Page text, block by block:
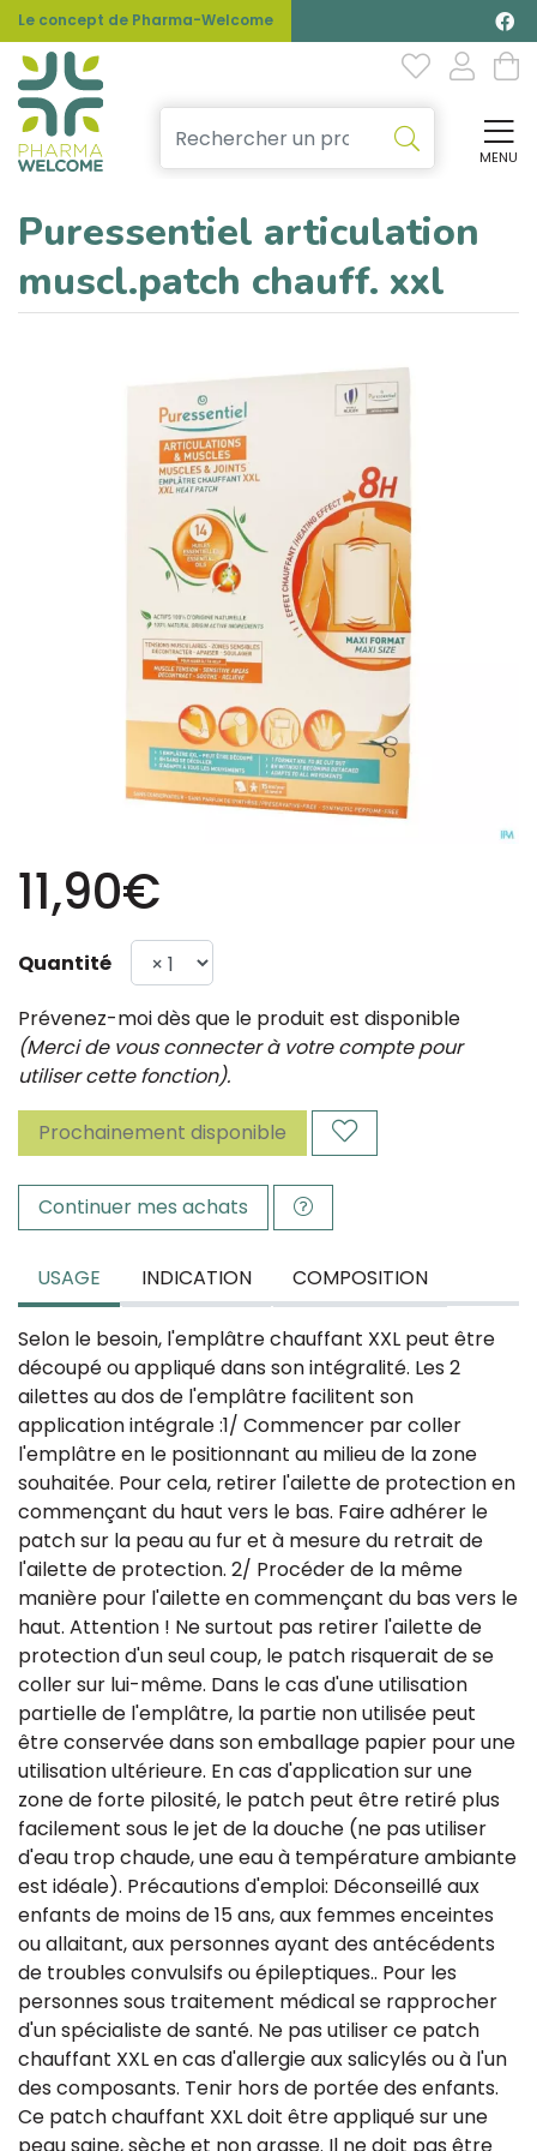
Le concept de Pharma-Welcome
MENU
Puressentiel articulation
muscl.patch chauff. xxl
11,90€
Quantité
Prévenez-moi dès que le produit est disponible
(Merci de vous connecter à votre compte pour
utiliser cette fonction).
Prochainement disponible
Continuer mes achats
USAGE INDICATION COMPOSITION
Selon le besoin, l'emplâtre chauffant XXL peut être
découpé ou appliqué dans son intégralité. Les 2
ailettes au dos de l'emplâtre facilitent son
application intégrale :1/ Commencer par coller
l'emplâtre en le positionnant au milieu de la zone
souhaitée. Pour cela, retirer l'ailette de protection en
commençant du haut vers le bas. Faire adhérer le
patch sur la peau au fur et à mesure du retrait de
l'ailette de protection. 2/ Procéder de la même
manière pour l'ailette en commençant du bas vers le
haut. Attention ! Ne surtout pas retirer l'ailette de
protection d'un seul coup, le patch risquerait de se
coller sur lui-même. Dans le cas d'une utilisation
partielle de l'emplâtre, la partie non utilisée peut
être conservée dans son emballage papier pour une
utilisation ultérieure. En cas d'application sur une
zone de forte pilosité, le patch peut être retiré plus
facilement sous le jet de la douche (ne pas utiliser
d'eau trop chaude, une eau à température ambiante
est idéale). Précautions d'emploi: Déconseillé aux
enfants de moins de 15 ans, aux femmes enceintes
ou allaitant, aux personnes ayant des antécédents
de troubles convulsifs ou épileptiques.. Pour les
personnes sous traitement médical se rapprocher
d'un spécialiste de santé. Ne pas utiliser ce patch
chauffant XXL en cas d'allergie aux salicylés ou à l'un
des composants. Tenir hors de portée des enfants.
Ce patch chauffant XXL doit être appliqué sur une